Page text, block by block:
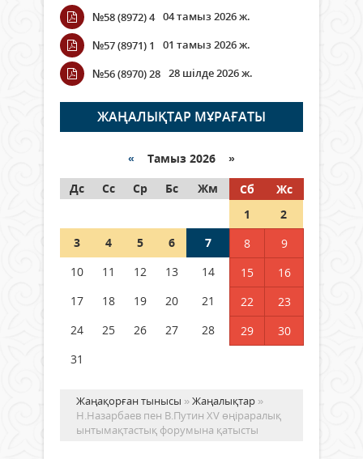
қауіпсіздігін қамтамасыз етті
06 тамыз 2026 ж.
Wi-Fi ҚАБЫРҒА АРҚЫЛЫ ҚАЛАЙ
ӨТЕДІ?
06 тамыз 2026 ж. 253
граждане Казахстана,
05 тамыз 2026 ж. 132
Шетелде жүрген Қазақстан
азаматтары қалай дауыс бере
№58 (8972) 4 04 тамыз 2026 ж.
№57 (8971) 1
01 тамыз 2026 ж.
№56 (8970) 28 28 шілде 2026 ж.
ЖАҢАЛЫҚТАР МҰРАҒАТЫ
« Тамыз 2026 »
Дс
Сс Ср Бс Жм Сб
Жс
1
2
3
4 5 6 7 8
9
10
11 12 13 14 15
16
17
18 19 20 21 22
23
24
25 26 27 28 29
30
31
Жаңақорған тынысы »Жаңалықтар »
Н.Назарбаев пен В.Путин XV өңіраралық
ынтымақтастық форумына қатысты